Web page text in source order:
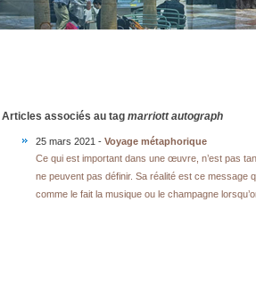
Articles associés au tag marriott autograph
25 mars 2021 - Voyage métaphorique
Ce qui est important dans une œuvre, n’est pas
ne peuvent pas définir. Sa réalité est ce message
comme le fait la musique ou le champagne